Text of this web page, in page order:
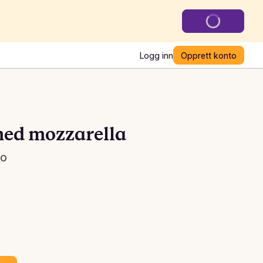
Logg inn Opprett konto
mozzarella